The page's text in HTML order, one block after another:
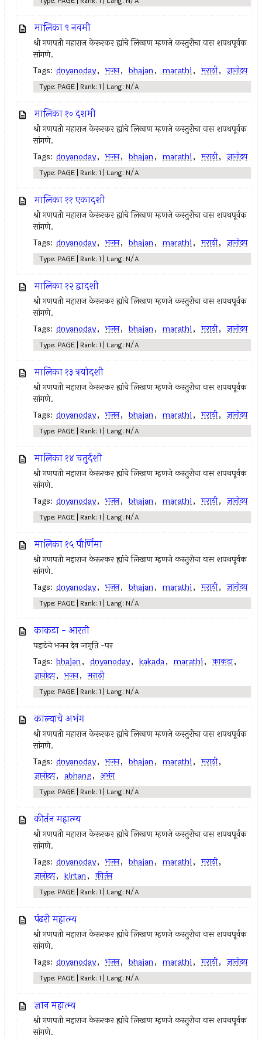
मालिका ९ नवमी
श्री गणपती महाराज केरूरकर ह्यांचे लिखाण म्हणजे कस्तुरीचा वास शपथपूर्वक
सांगणे.
Tags: dnyanoday, भजन, bhajan, marathi, मराठी, ज्ञानोदय
Type: PAGE | Rank: 1 | Lang: N/A
मालिका १० दशमी
श्री गणपती महाराज केरूरकर ह्यांचे लिखाण म्हणजे कस्तुरीचा वास शपथपूर्वक
सांगणे.
Tags: dnyanoday, भजन, bhajan, marathi, मराठी, ज्ञानोदय
Type: PAGE | Rank: 1 | Lang: N/A
मालिका ११ एकादशी
श्री गणपती महाराज केरूरकर ह्यांचे लिखाण म्हणजे कस्तुरीचा वास शपथपूर्वक
सांगणे.
Tags: dnyanoday, भजन, bhajan, marathi, मराठी, ज्ञानोदय
Type: PAGE | Rank: 1 | Lang: N/A
मालिका १२ द्वादशी
श्री गणपती महाराज केरूरकर ह्यांचे लिखाण म्हणजे कस्तुरीचा वास शपथपूर्वक
सांगणे.
Tags: dnyanoday, भजन, bhajan, marathi, मराठी, ज्ञानोदय
Type: PAGE | Rank: 1 | Lang: N/A
मालिका १३ त्रयोदशी
श्री गणपती महाराज केरूरकर ह्यांचे लिखाण म्हणजे कस्तुरीचा वास शपथपूर्वक
सांगणे.
Tags: dnyanoday, भजन, bhajan, marathi, मराठी, ज्ञानोदय
Type: PAGE | Rank: 1 | Lang: N/A
मालिका १४ चतुर्दशी
श्री गणपती महाराज केरूरकर ह्यांचे लिखाण म्हणजे कस्तुरीचा वास शपथपूर्वक
सांगणे.
Tags: dnyanoday, भजन, bhajan, marathi, मराठी, ज्ञानोदय
Type: PAGE | Rank: 1 | Lang: N/A
मालिका १५ पौर्णिमा
श्री गणपती महाराज केरूरकर ह्यांचे लिखाण म्हणजे कस्तुरीचा वास शपथपूर्वक
सांगणे.
Tags: dnyanoday, भजन, bhajan, marathi, मराठी, ज्ञानोदय
Type: PAGE | Rank: 1 | Lang: N/A
काकडा - आरती
पहाटेचे भजन देव जागृति -पर
Tags: bhajan, dnyanoday, kakada, marathi, काकडा,
ज्ञानोदय, भजन, मराठी
Type: PAGE | Rank: 1 | Lang: N/A
काल्याचे अभंग
श्री गणपती महाराज केरूरकर ह्यांचे लिखाण म्हणजे कस्तुरीचा वास शपथपूर्वक
सांगणे.
Tags: dnyanoday, भजन, bhajan, marathi, मराठी,
ज्ञानोदय, abhang, अभंग
Type: PAGE | Rank: 1 | Lang: N/A
कीर्तन महात्म्य
श्री गणपती महाराज केरूरकर ह्यांचे लिखाण म्हणजे कस्तुरीचा वास शपथपूर्वक
सांगणे.
Tags: dnyanoday, भजन, bhajan, marathi, मराठी,
ज्ञानोदय, kirtan, कीर्तन
Type: PAGE | Rank: 1 | Lang: N/A
पंढरी महात्म्य
श्री गणपती महाराज केरूरकर ह्यांचे लिखाण म्हणजे कस्तुरीचा वास शपथपूर्वक
सांगणे.
Tags: dnyanoday, भजन, bhajan, marathi, मराठी, ज्ञानोदय
Type: PAGE | Rank: 1 | Lang: N/A
ज्ञान महात्म्य
श्री गणपती महाराज केरूरकर ह्यांचे लिखाण म्हणजे कस्तुरीचा वास शपथपूर्वक
सांगणे.